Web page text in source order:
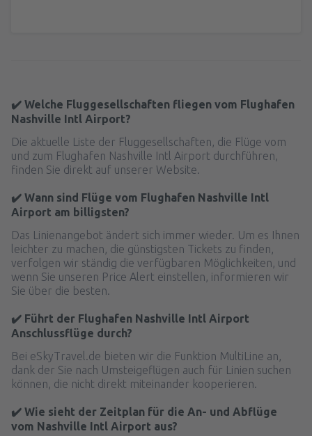
✔️ Welche Fluggesellschaften fliegen vom Flughafen
Nashville Intl Airport?
Die aktuelle Liste der Fluggesellschaften, die Flüge vom
und zum Flughafen Nashville Intl Airport durchführen,
finden Sie direkt auf unserer Website.
✔️ Wann sind Flüge vom Flughafen Nashville Intl
Airport am billigsten?
Das Linienangebot ändert sich immer wieder. Um es Ihnen
leichter zu machen, die günstigsten Tickets zu finden,
verfolgen wir ständig die verfügbaren Möglichkeiten, und
wenn Sie unseren Price Alert einstellen, informieren wir
Sie über die besten.
✔️ Führt der Flughafen Nashville Intl Airport
Anschlussflüge durch?
Bei eSkyTravel.de bieten wir die Funktion MultiLine an,
dank der Sie nach Umsteigeflügen auch für Linien suchen
können, die nicht direkt miteinander kooperieren.
✔️ Wie sieht der Zeitplan für die An- und Abflüge
vom Nashville Intl Airport aus?